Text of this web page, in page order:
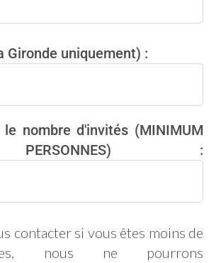
Gironde uniquement) :
nombre d'invités (MINIMUM
:
contacter si vous êtes moins de
nous ne pourrons